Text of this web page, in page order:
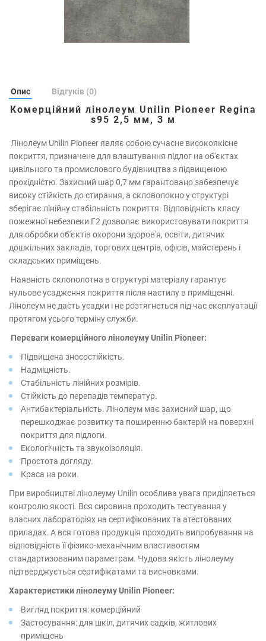
Опис Відгуків (0)
Комерційний лінолеум Unilin Pioneer Regina
s95 2,5 мм, 3 м
Лінолеум Unilin Pioneer являє собою сучасне високоякісне
покриття, призначене для влаштування підлог на об'єктах
цивільного та промислового будівництва з підвищеною
прохідністю. Захисний шар 0,7 мм гарантовано забезпечує
високу стійкість до стирання, а скловолокно у структурі
зберігає лінійну стабільність покриття. Відповідність класу
пожежної небезпеки Г2 дозволяє використовувати покриття
для обробки об'єктів охорони здоров'я, освіти, дитячих
дошкільних закладів, торгових центрів, офісів, майстерень і
складських приміщень.
Наявність склополотна в структурі матеріалу гарантує
нульове усадження покриття після настилу в приміщенні.
Лінолеум не дасть усадки і не розтягнеться під час експлуатації
протягом усього терміну служби.
Переваги комерційного лінолеуму Unilin Pioneer:
Підвищена зносостійкість.
Надміцність.
Стабільність лінійних розмірів.
Стійкість до перепадів температур.
Антибактеріальність. Лінолеум має захисний шар, що
перешкоджає розвитку та поширенню бактерій на поверхні
покриття для підлоги.
Екологічність та звукоізоляція.
Простота догляду.
Краса на роки.
При виробництві лінолеуму Unilin особлива увага приділяється
контролю якості. Вся сировина проходить тестування у
власних лабораторіях на сертифікованих та атестованих
приладах. А вся готова продукція проходить випробування на
відповідність її фізико-механічним властивостям
стандартизованим параметрам. Чудова якість лінолеуму
підтверджується сертифікатами та висновками.
Характеристики лінолеуму Unilin Pioneer​:
Вигляд покриття: комерційний
Застосування: для шкіл, дитячих садків, житлових
приміщень